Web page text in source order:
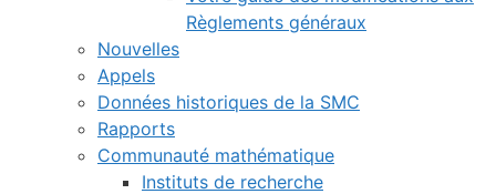
Règlements généraux
Nouvelles
Appels
Données historiques de la SMC
Rapports
Communauté mathématique
Instituts de recherche